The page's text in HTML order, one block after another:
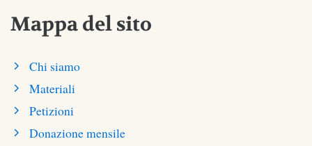
Mappa del sito
Chi siamo
Materiali
Petizioni
Donazione mensile